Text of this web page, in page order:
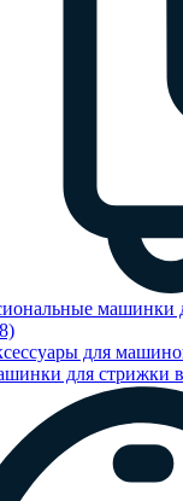
машинки
для
для стрижки